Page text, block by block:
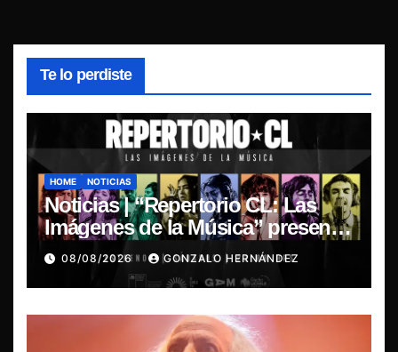
Te lo perdiste
HOME NOTICIAS
Noticias | “Repertorio CL: Las
Imágenes de la Música” presenta
la esencia del nuevo sonido
nacional
08/08/2026 GONZALO HERNÁNDEZ